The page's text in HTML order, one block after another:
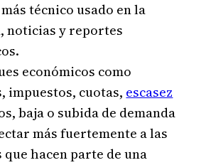
técnico usado en la
noticias y reportes
económicos como
impuestos, cuotas, escasez
baja o subida de demanda
más fuertemente a las
que hacen parte de una